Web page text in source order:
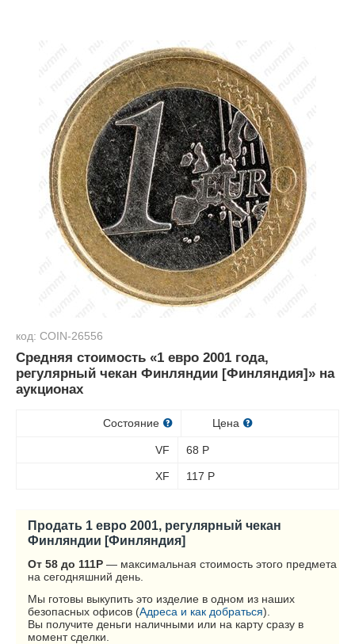
код: COIN-26556
Средняя стоимость «1 евро 2001 года,
регулярный чекан Финляндии [Финляндия]» на
аукционах
Состояние Цена
VF 68 Р
XF 117 Р
Продать 1 евро 2001, регулярный чекан
Финляндии [Финляндия]
От 58 до 111Р — максимальная стоимость этого предмета
на сегодняшний день.
Мы готовы выкупить это изделие в одном из наших
безопасных офисов (Адреса и как добраться).
Вы получите деньги наличными или на карту сразу в
момент сделки.